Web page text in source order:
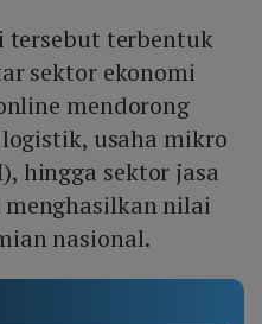
terbentuk
sektor ekonomi
mendorong
usaha mikro
hingga sektor jasa
nilai
nasional.